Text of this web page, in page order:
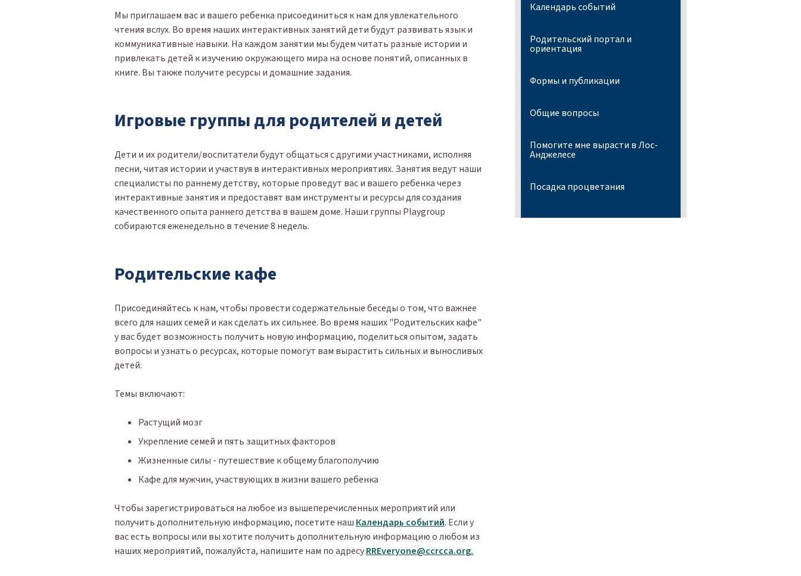
Мы приглашаем вас и вашего ребенка присоединиться к нам для увлекательного
чтения вслух. Во время наших интерактивных занятий дети будут развивать язык и
коммуникативные навыки. На каждом занятии мы будем читать разные истории и
привлекать детей к изучению окружающего мира на основе понятий, описанных в
книге. Вы также получите ресурсы и домашние задания.
Игровые группы для родителей и детей
Дети и их родители/воспитатели будут общаться с другими участниками, исполняя
песни, читая истории и участвуя в интерактивных мероприятиях. Занятия ведут наши
специалисты по раннему детству, которые проведут вас и вашего ребенка через
интерактивные занятия и предоставят вам инструменты и ресурсы для создания
качественного опыта раннего детства в вашем доме. Наши группы Playgroup
собираются еженедельно в течение 8 недель.
Родительские кафе
Присоединяйтесь к нам, чтобы провести содержательные беседы о том, что важнее
всего для наших семей и как сделать их сильнее. Во время наших "Родительских кафе"
у вас будет возможность получить новую информацию, поделиться опытом, задать
вопросы и узнать о ресурсах, которые помогут вам вырастить сильных и выносливых
детей.
Темы включают:
Растущий мозг
Укрепление семей и пять защитных факторов
Жизненные силы - путешествие к общему благополучию
Кафе для мужчин, участвующих в жизни вашего ребенка
Чтобы зарегистрироваться на любое из вышеперечисленных мероприятий или
получить дополнительную информацию, посетите наш Календарь событий. Если у
вас есть вопросы или вы хотите получить дополнительную информацию о любом из
наших мероприятий, пожалуйста, напишите нам по адресуRREveryone@ccrcca.org.
Календарь событий
Родительский портал и
ориентация
Формы и публикации
Общие вопросы
Помогите мне вырасти в Лос-
Анджелесе
Посадка процветания